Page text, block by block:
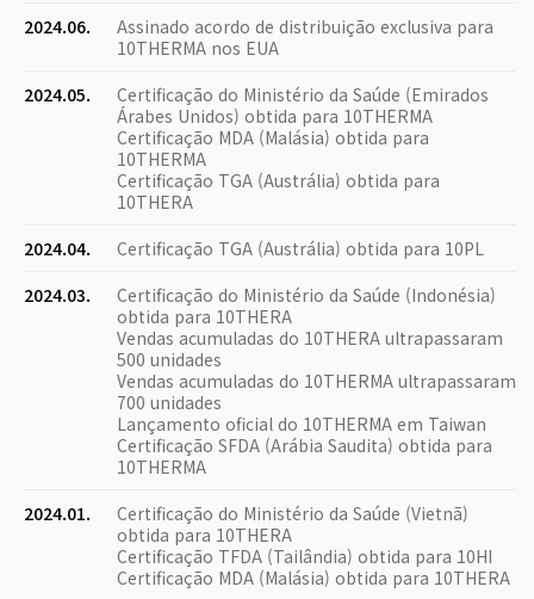
2024.06.
Assinado acordo de distribuição exclusiva para
10THERMA nos EUA
2024.05.
Certificação do Ministério da Saúde (Emirados
Árabes Unidos) obtida para 10THERMA
Certificação MDA (Malásia) obtida para
10THERMA
Certificação TGA (Austrália) obtida para
10THERA
2024.04.
Certificação TGA (Austrália) obtida para 10PL
2024.03.
Certificação do Ministério da Saúde (Indonésia)
obtida para 10THERA
Vendas acumuladas do 10THERA ultrapassaram
500 unidades
Vendas acumuladas do 10THERMA ultrapassaram
700 unidades
Lançamento oficial do 10THERMA em Taiwan
Certificação SFDA (Arábia Saudita) obtida para
10THERMA
2024.01.
Certificação do Ministério da Saúde (Vietnã)
obtida para 10THERA
Certificação TFDA (Tailândia) obtida para 10HI
Certificação MDA (Malásia) obtida para 10THERA